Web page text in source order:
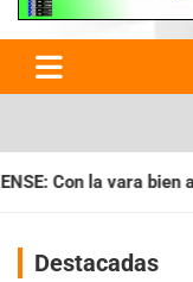
Argentina
el Campeonato
Destacadas